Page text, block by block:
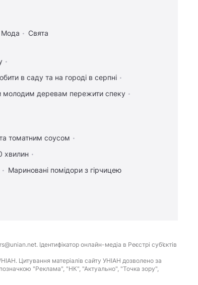
Мода Свята
в саду та на городі в серпні
молодим деревам пережити спеку
томатним соусом
хвилин
Мариновані помідори з гірчицею
Ідентифікатор онлайн-медіа в Реєстрі суб’єктів
Цитування матеріалів сайту УНІАН дозволено за
"Реклама", "НК", "Актуально", "Точка зору",